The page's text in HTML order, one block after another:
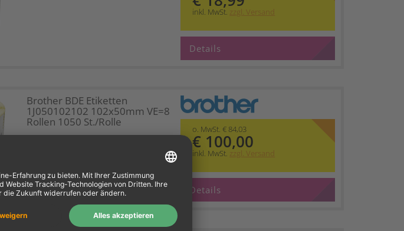
inkl. MwSt. zzgl. Versand
Details
Brother BDE Etiketten
1J050102102 102x50mm VE=8
Rollen 1050 St./Rolle
o. MwSt. € 84,03
€ 100,00
inkl. MwSt. zzgl. Versand
Details